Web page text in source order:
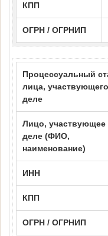
КПП
ОГРН / ОГРНИП
Процессуальный
лица,
деле
Лицо, участвующее
деле (ФИО,
наименование)
ИНН
КПП
ОГРН / ОГРНИП